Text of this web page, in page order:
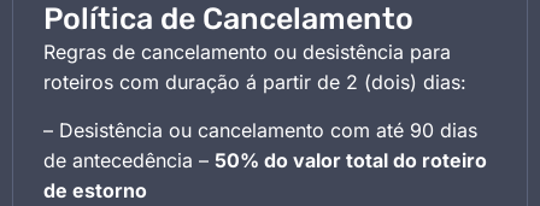
Política de Cancelamento
Regras de cancelamento ou desistência para
roteiros com duração á partir de 2 (dois) dias:
– Desistência ou cancelamento com até 90 dias
de antecedência – 50% do valor total do roteiro
de estorno